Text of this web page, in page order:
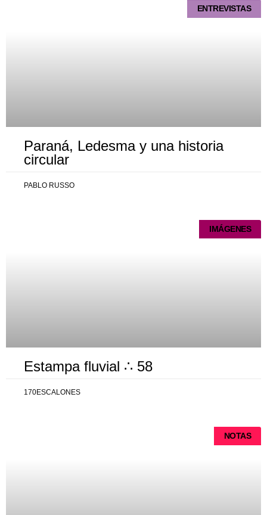
ENTREVISTAS
Paraná, Ledesma y una historia
circular
PABLO RUSSO
IMÁGENES
Estampa fluvial ∴ 58
170ESCALONES
NOTAS